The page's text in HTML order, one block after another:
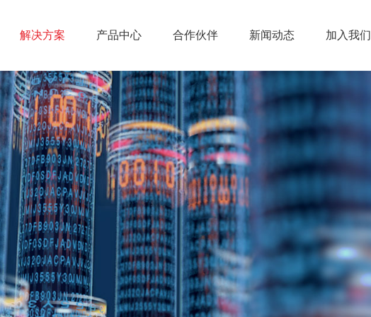
解决方案 产品中心 合作伙伴 新闻动态 加入我们